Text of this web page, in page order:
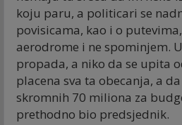
koju paru, a politicari se
povisicama, kao i o
aerodrome i ne spominjem.
propada, a niko da se upita
placena sva ta obecanja, a
skromnih 70 miliona za
prethodno bio predsjednik.